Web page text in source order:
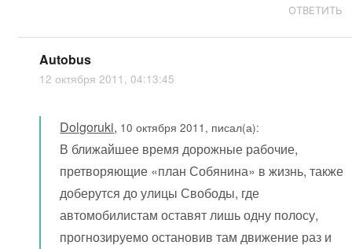
ОТВЕТИТЬ
Autobus
12 октября 2011, 04:13:45
Dolgoruki, 10 октября 2011, писал(а):
В ближайшее время дорожные рабочие,
претворяющие «план Собянина» в жизнь, также
доберутся до улицы Свободы, где
автомобилистам оставят лишь одну полосу,
прогнозируемо остановив там движение раз и